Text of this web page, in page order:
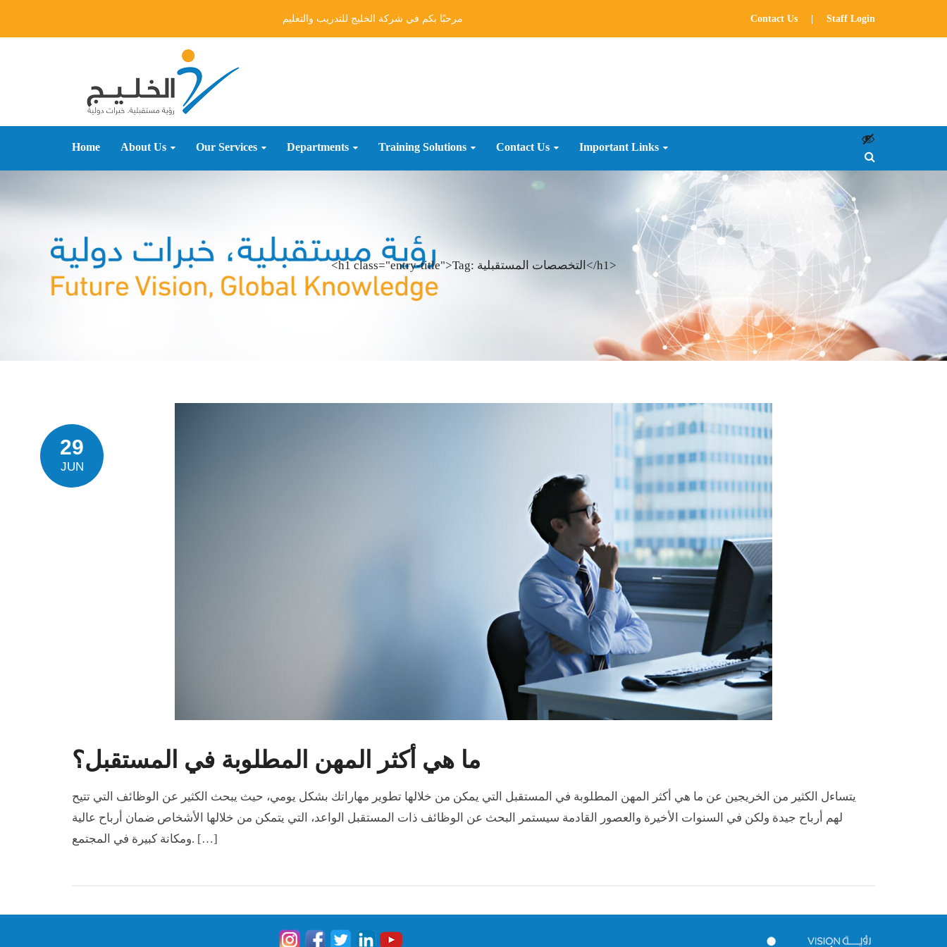
مرحبًا بكم في شركة الخليج للتدريب والتعليم Contact Us Staff Login
Home About Us Our Services Departments Training Solutions Contact Us Important Links
<h1 class="entry-title">Tag: التخصصات المستقبلية</h1>
29
JUN
ما هي أكثر المهن المطلوبة في المستقبل؟
يتساءل الكثير من الخريجين عن ما هي أكثر المهن المطلوبة في المستقبل التي يمكن من خلالها تطوير مهاراتك بشكل يومي، حيث يبحث الكثير عن الوظائف التي تتيح
لهم أرباح جيدة ولكن في السنوات الأخيرة والعصور القادمة سيستمر البحث عن الوظائف ذات المستقبل الواعد، التي يتمكن من خلالها الأشخاص ضمان أرباح عالية
ومكانة كبيرة في المجتمع. […]